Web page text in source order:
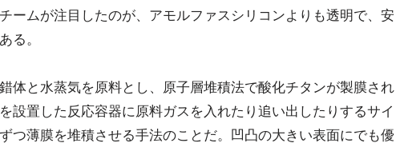
ームが注目したのが、アモルファスシリコンよりも透明で、安
る。
体と水蒸気を原料とし、原子層堆積法で酸化チタンが製膜され
設置した反応容器に原料ガスを入れたり追い出したりするサイ
つ薄膜を堆積させる手法のことだ。凹凸の大きい表面にでも優